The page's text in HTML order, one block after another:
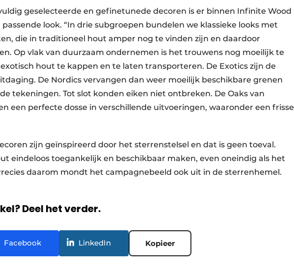
geselecteerde en gefinetunede decoren is er binnen Infinite Wood
look. “In drie subgroepen bundelen we klassieke looks met
die in traditioneel hout amper nog te vinden zijn en daardoor
Op vlak van duurzaam ondernemen is het trouwens nog moeilijk te
hout te kappen en te laten transporteren. De Exotics zijn de
De Nordics vervangen dan weer moeilijk beschikbare grenen
tekeningen. Tot slot konden eiken niet ontbreken. De Oaks van
een perfecte dosse in verschillende uitvoeringen, waaronder een frisse
zijn geïnspireerd door het sterrenstelsel en dat is geen toeval.
eindeloos toegankelijk en beschikbaar maken, even oneindig als het
daarom mondt het campagnebeeld ook uit in de sterrenhemel.
Deel het verder.
Facebook LinkedIn Kopieer